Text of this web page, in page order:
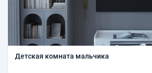
Детская комната мальчика